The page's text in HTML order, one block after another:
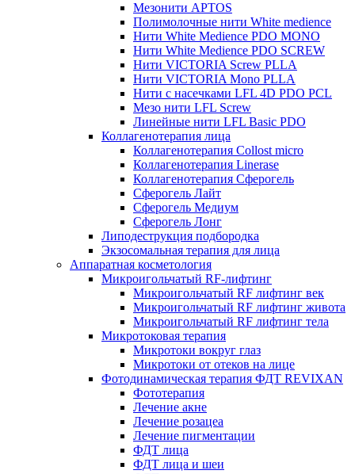
Мезонити APTOS
Полимолочные нити White medience
Нити White Medience PDO MONO
Нити White Medience PDO SCREW
Нити VICTORIA Screw PLLA
Нити VICTORIA Mono PLLA
Нити с насечками LFL 4D PDO PCL
Мезо нити LFL Screw
Линейные нити LFL Basic PDO
Коллагенотерапия лица
Коллагенотерапия Collost micro
Коллагенотерапия Linerase
Коллагенотерапия Сферогель
Сферогель Лайт
Сферогель Медиум
Сферогель Лонг
Липодеструкция подбородка
Экзосомальная терапия для лица
Аппаратная косметология
Микроигольчатый RF-лифтинг
Микроигольчатый RF лифтинг век
Микроигольчатый RF лифтинг живота
Микроигольчатый RF лифтинг тела
Микротоковая терапия
Микротоки вокруг глаз
Микротоки от отеков на лице
Фотодинамическая терапия ФДТ REVIXAN
Фототерапия
Лечение акне
Лечение розацеа
Лечение пигментации
ФДТ лица
ФДТ лица и шеи